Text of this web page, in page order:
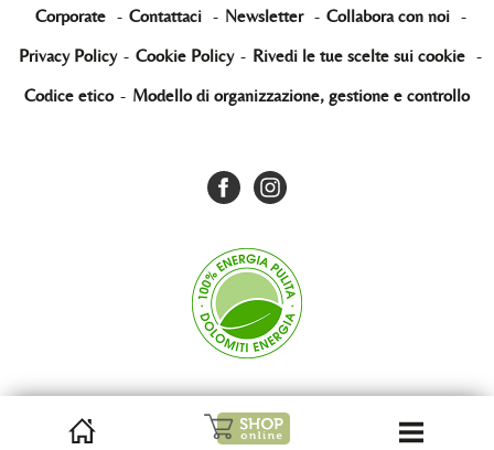
Corporate - Contattaci - Newsletter - Collabora con noi -
Privacy Policy - Cookie Policy - Rivedi le tue scelte sui cookie -
Codice etico - Modello di organizzazione, gestione e controllo